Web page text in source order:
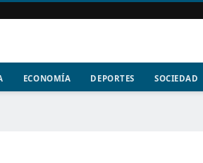
ECONOMÍA DEPORTES SOCIEDAD